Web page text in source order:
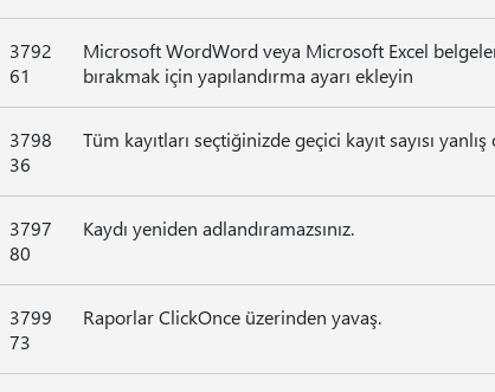
3792
61
Microsoft WordWord veya Microsoft Excel
bırakmak için yapılandırma ayarı ekleyin
3798
36
Tüm kayıtları seçtiğinizde geçici kayıt sayısı
3797
80
Kaydı yeniden adlandıramazsınız.
3799
73
Raporlar ClickOnce üzerinden yavaş.